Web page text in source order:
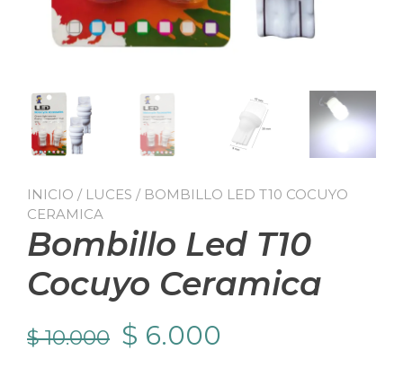
INICIO / LUCES / BOMBILLO LED T10 COCUYO
CERAMICA
Bombillo Led T10
Cocuyo Ceramica
$10.000 El
$ 6.000